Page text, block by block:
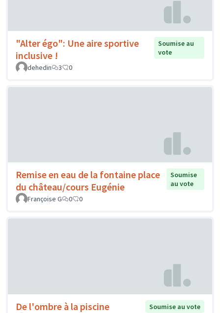
"Alter égo": Une aire sportive
inclusive !
Soumise au
vote
dehedin
3 0
Remise en eau de la fontaine place
du château/cours Eugénie
Soumise
au vote
Françoise G
0 0
De l'ombre à la piscine
Soumise au vote